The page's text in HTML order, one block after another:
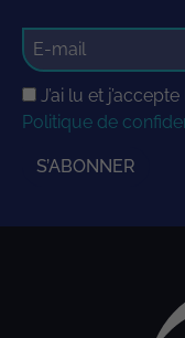
J’ai lu et j’accepte
Politique de
S’ABONNER